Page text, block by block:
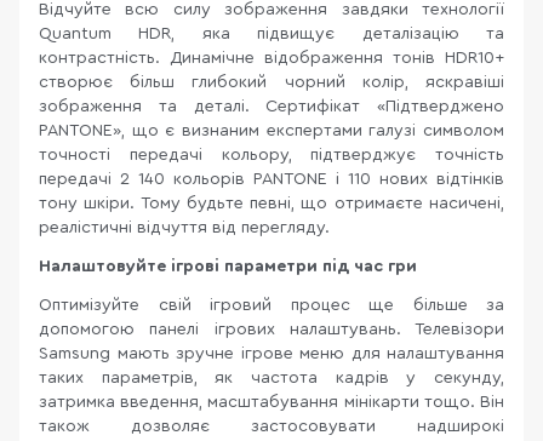
Відчуйте всю силу зображення завдяки технології
Quantum HDR, яка підвищує деталізацію та
контрастність. Динамічне відображення тонів HDR10+
створює більш глибокий чорний колір, яскравіші
зображення та деталі. Сертифікат «Підтверджено
PANTONE», що є визнаним експертами галузі символом
точності передачі кольору, підтверджує точність
передачі 2 140 кольорів PANTONE і 110 нових відтінків
тону шкіри. Тому будьте певні, що отримаєте насичені,
реалістичні відчуття від перегляду.
Налаштовуйте ігрові параметри під час гри
Оптимізуйте свій ігровий процес ще більше за
допомогою панелі ігрових налаштувань. Телевізори
Samsung мають зручне ігрове меню для налаштування
таких параметрів, як частота кадрів у секунду,
затримка введення, масштабування мінікарти тощо. Він
також дозволяє застосовувати надширокі